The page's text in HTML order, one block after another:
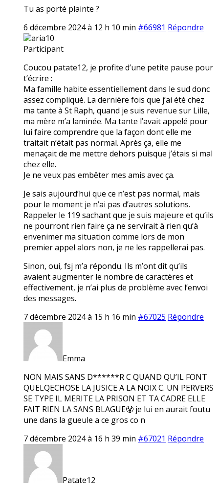
Tu as porté plainte ?
6 décembre 2024 à 12 h 10 min #66981 Répondre
aria10
Participant
Coucou patate12, je profite d’une petite pause pour
t’écrire :
Ma famille habite essentiellement dans le sud donc
assez compliqué. La dernière fois que j’ai été chez
ma tante à St Raph, quand je suis revenue sur Lille,
ma mère m’a laminée. Ma tante l’avait appelé pour
lui faire comprendre que la façon dont elle me
traitait n’était pas normal. Après ça, elle me
menaçait de me mettre dehors puisque j’étais si mal
chez elle.
Je ne veux pas embêter mes amis avec ça.
Je sais aujourd’hui que ce n’est pas normal, mais
pour le moment je n’ai pas d’autres solutions.
Rappeler le 119 sachant que je suis majeure et qu’ils
ne pourront rien faire ça ne servirait à rien qu’à
envenimer ma situation comme lors de mon
premier appel alors non, je ne les rappellerai pas.
Sinon, oui, fsj m’a répondu. Ils m’ont dit qu’ils
avaient augmenter le nombre de caractères et
effectivement, je n’ai plus de problème avec l’envoi
des messages.
7 décembre 2024 à 15 h 16 min #67025 Répondre
Emma
NON MAIS SANS D******R C QUAND QU’IL FONT
QUELQECHOSE LA JUSICE A LA NOIX C. UN PERVERS
SE TYPE IL MERITE LA PRISON ET TA CADRE ELLE
FAIT RIEN LA SANS BLAGUE😤 je lui en aurait foutu
une dans la gueule a ce gros co n
7 décembre 2024 à 16 h 39 min #67021 Répondre
Patate12